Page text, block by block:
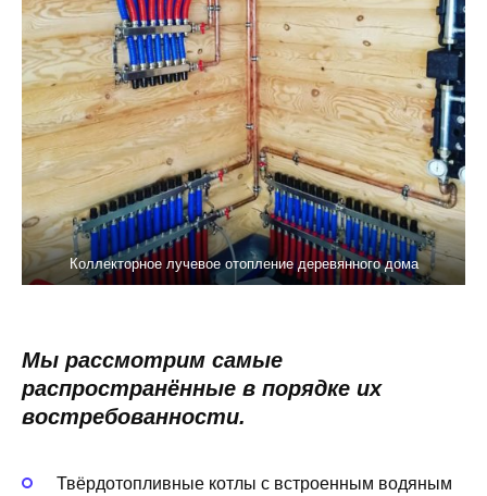
Коллекторное лучевое отопление деревянного дома
Мы рассмотрим самые
распространённые в порядке их
востребованности.
Твёрдотопливные котлы с встроенным водяным